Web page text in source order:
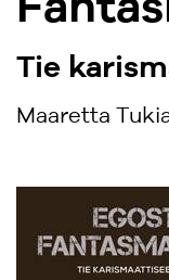
Tie
Maaretta